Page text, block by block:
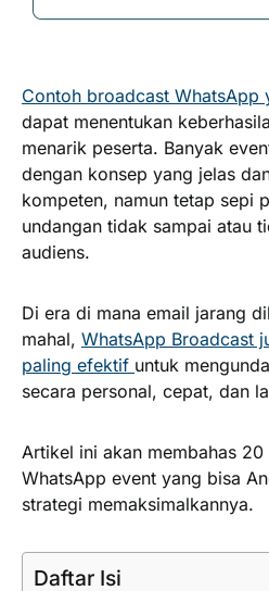
Contoh broadcast WhatsApp
dapat menentukan
menarik peserta. Banyak
dengan konsep yang jelas
kompeten, namun tetap sepi
undangan tidak sampai atau
audiens.
Di era di mana email jarang
mahal, WhatsApp Broadcast
paling efektif untuk
secara personal, cepat, dan
Artikel ini akan membahas
WhatsApp event yang bisa
strategi memaksimalkannya.
Daftar Isi